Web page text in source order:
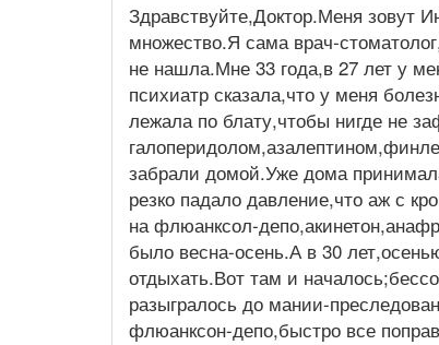
Здравствуйте,Доктор.Меня зовут
множество.Я сама врач-
не нашла.Мне 33 года,в 27 лет у
психиатр сказала,что у меня
лежала по блату,чтобы нигде не
забрали домой.Уже дома
резко падало давление,что аж с
на флюанксол-
было весна-осень.А в 30
отдыхать.Вот там и
разыгралось до мании-
флюанксон-депо,быстро все